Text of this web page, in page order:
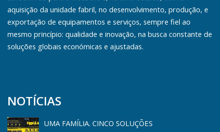
aquisição da unidade fabril, no desenvolvimento, produção, e
exportação de equipamentos e serviços, sempre fiel ao
mesmo princípio: qualidade e inovação, na busca constante de
soluções globais económicas e ajustadas.
NOTÍCIAS
UMA FAMÍLIA. CINCO SOLUÇÕES